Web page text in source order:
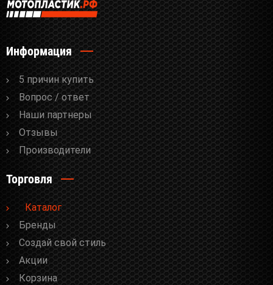
Информация
5 причин купить
Вопрос / ответ
Наши партнеры
Отзывы
Производители
Торговля
Каталог
Бренды
Cоздай свой стиль
Акции
Корзина